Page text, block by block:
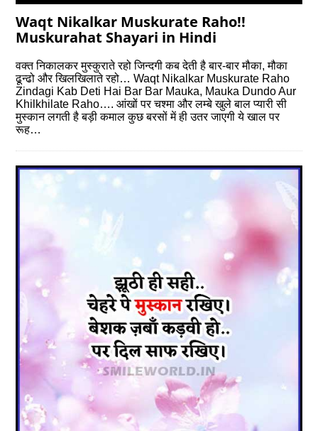
Waqt Nikalkar Muskurate Raho!!
Muskurahat Shayari in Hindi
वक्त निकालकर मुस्कुराते रहो जिन्दगी कब देती है बार-बार मौका, मौका
ढून्ढो और खिलखिलाते रहो… Waqt Nikalkar Muskurate Raho
Zindagi Kab Deti Hai Bar Bar Mauka, Mauka Dundo Aur
Khilkhilate Raho…. आंखों पर चश्मा और लम्बे खुले बाल प्यारी सी
मुस्कान लगती है बड़ी कमाल कुछ बरसों में ही उतर जाएगी ये खाल पर
रूह…